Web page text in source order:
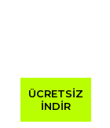
ÜCRETSİZ
İNDİR